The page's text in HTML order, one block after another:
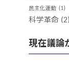
民主化運動 (1)
科学革命 (2)
遊牧民 (1) 都
韓国併合
現在議論